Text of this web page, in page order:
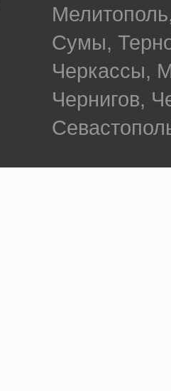
Сумы,
Черкассы,
Чернигов,